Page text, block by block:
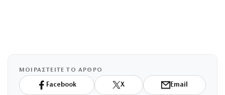
ΜΟΙΡΑΣΤΕΙΤΕ ΤΟ ΑΡΘΡΟ
Facebook X Email